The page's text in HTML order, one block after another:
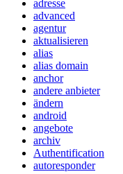
adresse
advanced
agentur
aktualisieren
alias
alias domain
anchor
andere anbieter
ändern
android
angebote
archiv
Authentification
autoresponder